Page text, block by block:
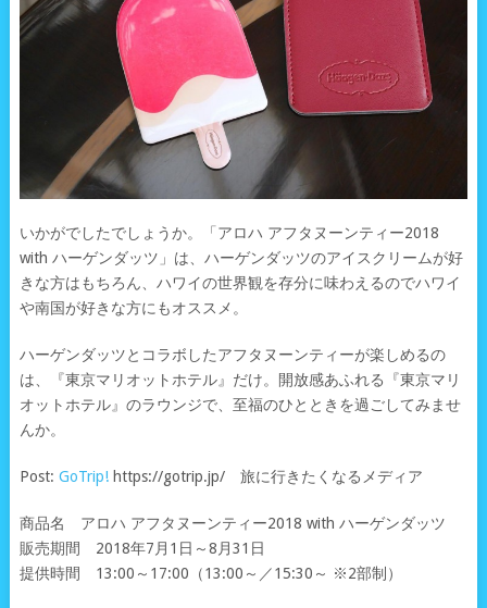
いかがでしたでしょうか。「アロハ アフタヌーンティー2018
with ハーゲンダッツ」は、ハーゲンダッツのアイスクリームが好
きな方はもちろん、ハワイの世界観を存分に味わえるのでハワイ
や南国が好きな方にもオススメ。
ハーゲンダッツとコラボしたアフタヌーンティーが楽しめるの
は、『東京マリオットホテル』だけ。開放感あふれる『東京マリ
オットホテル』のラウンジで、至福のひとときを過ごしてみませ
んか。
Post: GoTrip!https://gotrip.jp/ 旅に行きたくなるメディア
商品名 アロハ アフタヌーンティー2018 with ハーゲンダッツ
販売期間 2018年7月1日～8月31日
提供時間 13:00～17:00（13:00～／15:30～ ※2部制）